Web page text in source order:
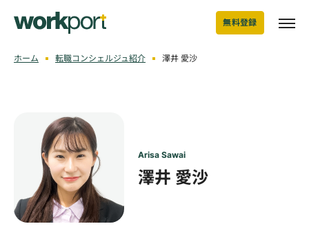
無料登録
ホーム 転職コンシェルジュ紹介 澤井 愛沙
Arisa Sawai
澤井 愛沙